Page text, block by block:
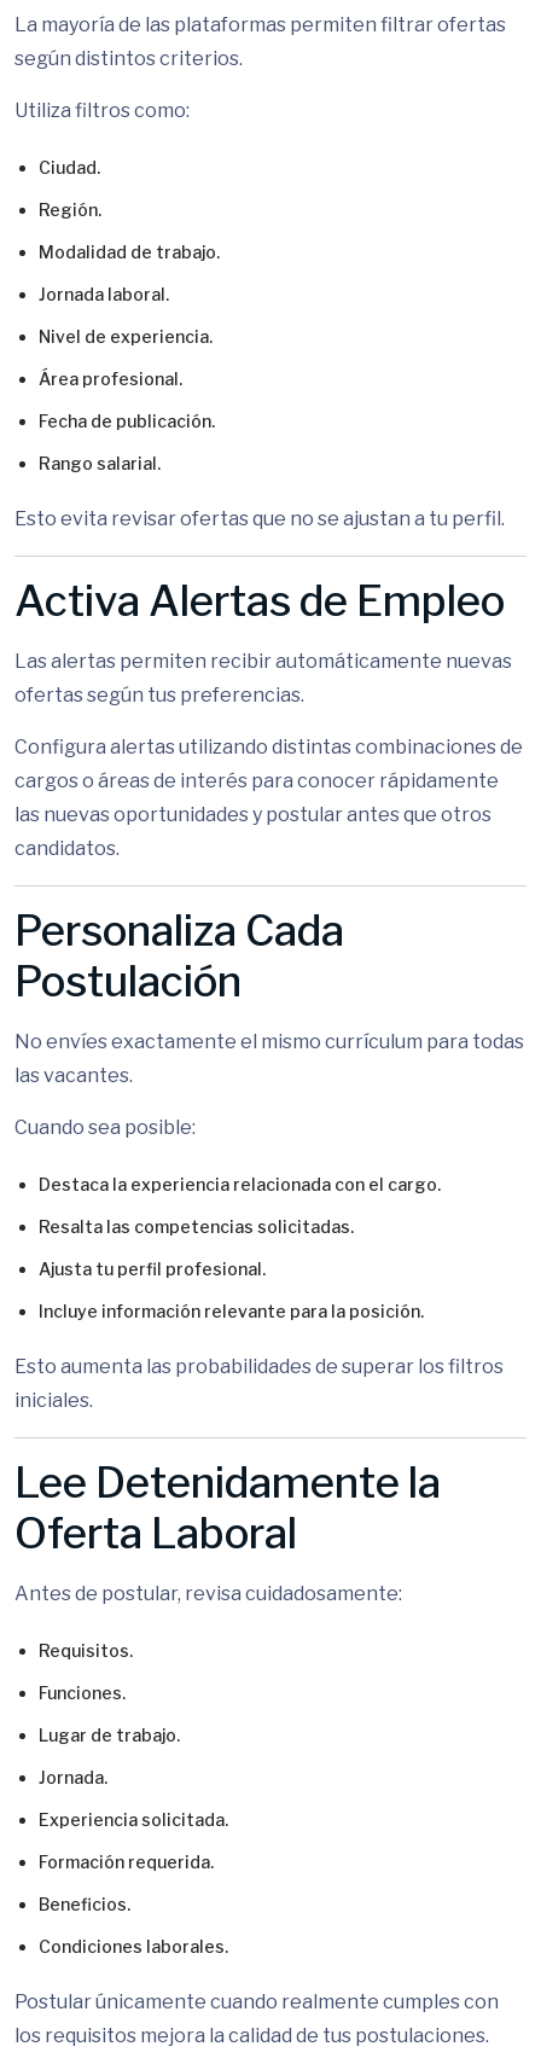
La mayoría de las plataformas permiten filtrar ofertas
según distintos criterios.
Utiliza filtros como:
Ciudad.
Región.
Modalidad de trabajo.
Jornada laboral.
Nivel de experiencia.
Área profesional.
Fecha de publicación.
Rango salarial.
Esto evita revisar ofertas que no se ajustan a tu perfil.
Activa Alertas de Empleo
Las alertas permiten recibir automáticamente nuevas
ofertas según tus preferencias.
Configura alertas utilizando distintas combinaciones de
cargos o áreas de interés para conocer rápidamente
las nuevas oportunidades y postular antes que otros
candidatos.
Personaliza Cada
Postulación
No envíes exactamente el mismo currículum para todas
las vacantes.
Cuando sea posible:
Destaca la experiencia relacionada con el cargo.
Resalta las competencias solicitadas.
Ajusta tu perfil profesional.
Incluye información relevante para la posición.
Esto aumenta las probabilidades de superar los filtros
iniciales.
Lee Detenidamente la
Oferta Laboral
Antes de postular, revisa cuidadosamente:
Requisitos.
Funciones.
Lugar de trabajo.
Jornada.
Experiencia solicitada.
Formación requerida.
Beneficios.
Condiciones laborales.
Postular únicamente cuando realmente cumples con
los requisitos mejora la calidad de tus postulaciones.